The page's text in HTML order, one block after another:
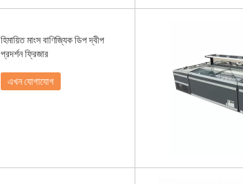
হিমায়িত মাংস বাণিজ্যিক ডিপ দ্বীপ
প্রদর্শন ফ্রিজার
এখন যোগাযোগ